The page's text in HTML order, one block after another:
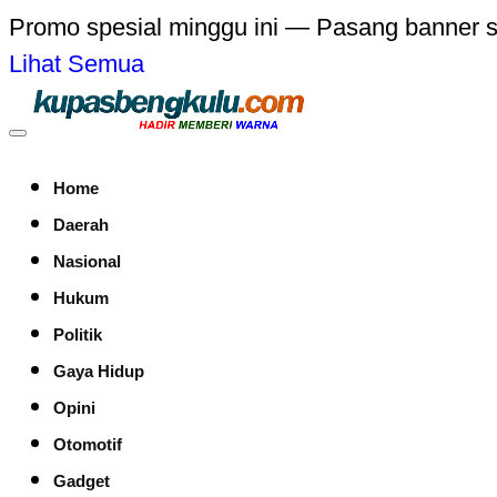
Promo spesial minggu ini — Pasang banner
Lihat Semua
Home
Daerah
Nasional
Hukum
Politik
Gaya Hidup
Opini
Otomotif
Gadget